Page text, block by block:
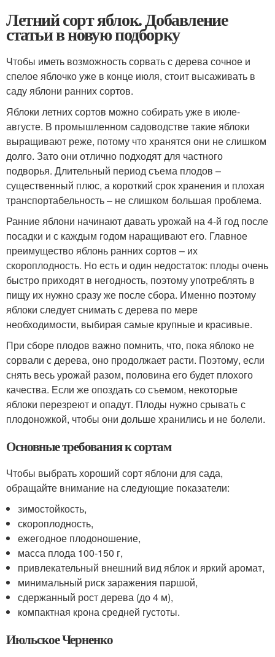
Летний сорт яблок. Добавление
статьи в новую подборку
Чтобы иметь возможность сорвать с дерева сочное и
спелое яблочко уже в конце июля, стоит высаживать в
саду яблони ранних сортов.
Яблоки летних сортов можно собирать уже в июле-
августе. В промышленном садоводстве такие яблоки
выращивают реже, потому что хранятся они не слишком
долго. Зато они отлично подходят для частного
подворья. Длительный период съема плодов –
существенный плюс, а короткий срок хранения и плохая
транспортабельность – не слишком большая проблема.
Ранние яблони начинают давать урожай на 4-й год после
посадки и с каждым годом наращивают его. Главное
преимущество яблонь ранних сортов – их
скороплодность. Но есть и один недостаток: плоды очень
быстро приходят в негодность, поэтому употреблять в
пищу их нужно сразу же после сбора. Именно поэтому
яблоки следует снимать с дерева по мере
необходимости, выбирая самые крупные и красивые.
При сборе плодов важно помнить, что, пока яблоко не
сорвали с дерева, оно продолжает расти. Поэтому, если
снять весь урожай разом, половина его будет плохого
качества. Если же опоздать со съемом, некоторые
яблоки перезреют и опадут. Плоды нужно срывать с
плодоножкой, чтобы они дольше хранились и не болели.
Основные требования к сортам
Чтобы выбрать хороший сорт яблони для сада,
обращайте внимание на следующие показатели:
зимостойкость,
скороплодность,
ежегодное плодоношение,
масса плода 100-150 г,
привлекательный внешний вид яблок и яркий аромат,
минимальный риск заражения паршой,
сдержанный рост дерева (до 4 м),
компактная крона средней густоты.
Июльское Черненко